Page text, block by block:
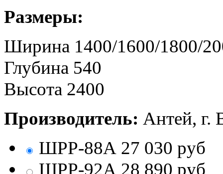
Размеры:
Ширина 1400/1600/1800/
Глубина 540
Высота 2400
Производитель: Антей, г.
ШРР-88А 27 030 руб
ШРР-92А 28 890 руб